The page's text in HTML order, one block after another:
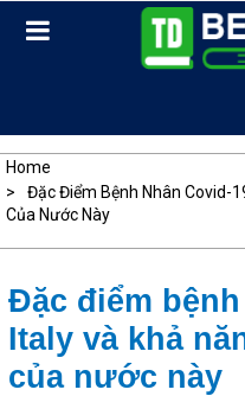
Skip
Home
Đặc Điểm Bệnh Nhân Covid-
Của Nước Này
Đặc điểm
Italy và khả
của nước này